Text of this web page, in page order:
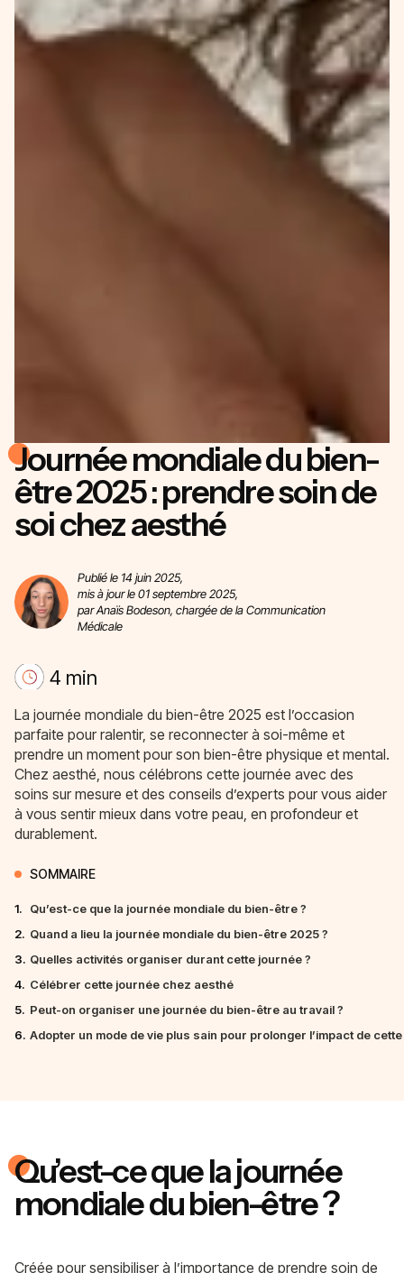
Journée mondiale du bien-
être 2025 : prendre soin de
soi chez aesthé
Publié le 14 juin 2025,
mis à jour le 01 septembre 2025,
par Anaïs Bodeson, chargée de la Communication
Médicale
4 min
La journée mondiale du bien-être 2025 est l’occasion
parfaite pour ralentir, se reconnecter à soi-même et
prendre un moment pour son bien-être physique et mental.
Chez aesthé, nous célébrons cette journée avec des
soins sur mesure et des conseils d’experts pour vous aider
à vous sentir mieux dans votre peau, en profondeur et
durablement.
SOMMAIRE
1.
Qu’est-ce que la journée mondiale du bien-être ?
2. Quand a lieu la journée mondiale du bien-être 2025 ?
3. Quelles activités organiser durant cette journée ?
4. Célébrer cette journée chez aesthé
5. Peut-on organiser une journée du bien-être au travail ?
6. Adopter un mode de vie plus sain pour prolonger l’impact de
Qu’est-ce que la journée
mondiale du bien-être ?
Créée pour sensibiliser à l’importance de prendre soin de